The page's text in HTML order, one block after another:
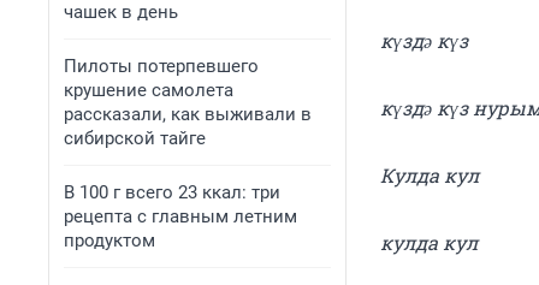
чашек в день
Пилоты потерпевшего
крушение самолета
рассказали, как выживали в
сибирской тайге
В 100 г всего 23 ккал: три
рецепта с главным летним
продуктом
күздә күз
күздә күз
Кулда кул
кулда кул